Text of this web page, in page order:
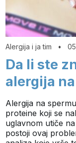
Alergija i ja tim •
Da li ste
alergija
Alergija na
proteine koji se
uglavnom utiče
postoji ovaj